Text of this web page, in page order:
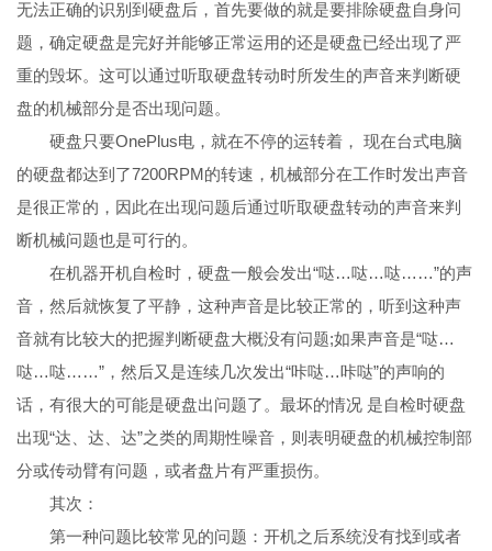
无法正确的识别到硬盘后，首先要做的就是要排除硬盘自身问
题，确定硬盘是完好并能够正常运用的还是硬盘已经出现了严
重的毁坏。这可以通过听取硬盘转动时所发生的声音来判断硬
盘的机械部分是否出现问题。
硬盘只要OnePlus电，就在不停的运转着， 现在台式电脑
的硬盘都达到了7200RPM的转速，机械部分在工作时发出声音
是很正常的，因此在出现问题后通过听取硬盘转动的声音来判
断机械问题也是可行的。
在机器开机自检时，硬盘一般会发出“哒…哒…哒……”的声
音，然后就恢复了平静，这种声音是比较正常的，听到这种声
音就有比较大的把握判断硬盘大概没有问题;如果声音是“哒…
哒…哒……”，然后又是连续几次发出“咔哒…咔哒”的声响的
话，有很大的可能是硬盘出问题了。最坏的情况 是自检时硬盘
出现“达、达、达”之类的周期性噪音，则表明硬盘的机械控制部
分或传动臂有问题，或者盘片有严重损伤。
其次：
第一种问题比较常见的问题：开机之后系统没有找到或者